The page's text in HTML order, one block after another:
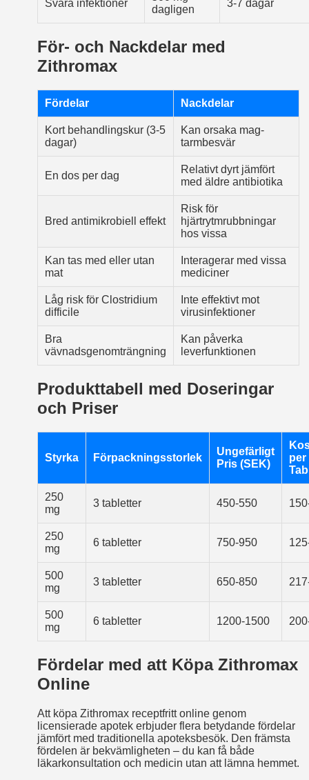
Svåra infektioner
dagligen
3-7 dagar
För- och Nackdelar med
Zithromax
Fördelar Nackdelar
Kort behandlingskur (3-5
dagar)
Kan orsaka mag­
tarmbesvär
En dos per dag
Relativt dyrt jämfört
med äldre antibiotika
Bred antimikrobiell effekt
Risk för
hjärtrytmrubbningar
hos vissa
Kan tas med eller utan
mat
Interagerar med vissa
mediciner
Låg risk för Clostridium
difficile
Inte effektivt mot
virusinfektioner
Bra
vävnadsgenomträngning
Kan påverka
leverfunktionen
Produkttabell med Doseringar
och Priser
Styrka Förpackningsstorlek
Ungefärligt
Pris (SEK)
per
250
mg
3 tabletter 450-550
250
mg
6 tabletter 750-950
500
mg
3 tabletter 650-850
500
mg
6 tabletter 1200-1500
Fördelar med att Köpa Zithromax
Online
Att köpa Zithromax receptfritt online genom
licensierade apotek erbjuder flera betydande fördelar
jämfört med traditionella apoteksbesök. Den främsta
fördelen är bekvämligheten – du kan få både
läkarkonsultation och medicin utan att lämna hemmet.